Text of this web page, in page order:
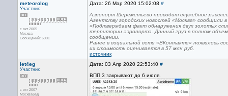
meteorolog
Участник
с окт 2005
Москва
Сообщений: 6001
Дата: 26 Мар 2020 15:02:08 #
Аэропорт Шереметьево проводит служебное
Агентству городских новостей «Москва» сообщили
«Подтверждаем факт обнаружения двух золотых
территории аэропорта. Данный груз в полном
сообщении.
Ранее в социальной сети «ВКонтакте» появилось
их стоимость оценивается в 57 млн руб.
источник
let4eg
Участник
с окт 2007
Москвабад
Дата: 03 Апр 2020 22:53:40 #
ВПП 3 закрывают до 6 июля.